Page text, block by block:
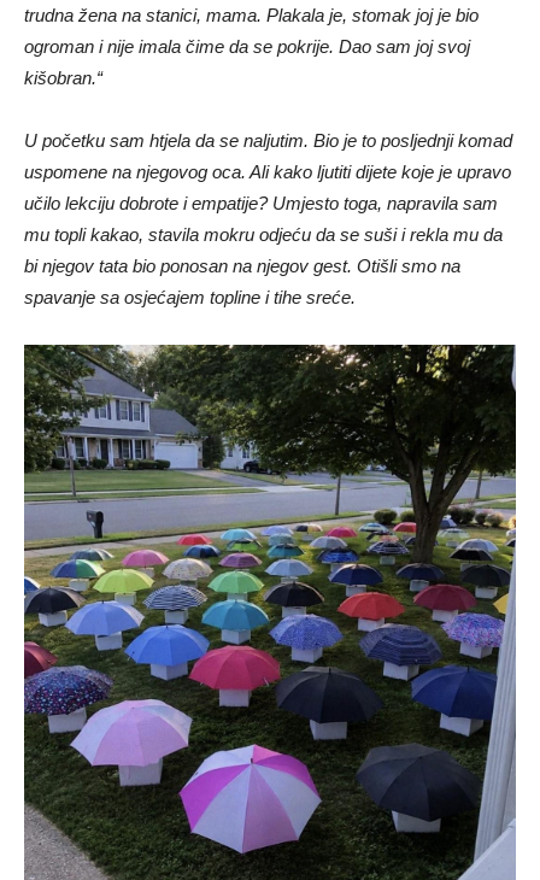
trudna žena na stanici, mama. Plakala je, stomak joj je bio
ogroman i nije imala čime da se pokrije. Dao sam joj svoj
kišobran.“
U početku sam htjela da se naljutim. Bio je to posljednji komad
uspomene na njegovog oca. Ali kako ljutiti dijete koje je upravo
učilo lekciju dobrote i empatije? Umjesto toga, napravila sam
mu topli kakao, stavila mokru odjeću da se suši i rekla mu da
bi njegov tata bio ponosan na njegov gest. Otišli smo na
spavanje sa osjećajem topline i tihe sreće.